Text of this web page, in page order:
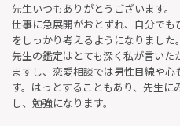
先生いつもありがとうございます。
仕事に急展開がおとずれ、自分で
をしっかり考えるようになりました。
先生の鑑定はとても深く私が言い
ますし、恋愛相談では男性目線や
す。はっとすることもあり、先生
し、勉強になります。